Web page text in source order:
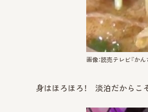
画像：読売テレビ『か
身はほろほろ！ 淡泊だからこ